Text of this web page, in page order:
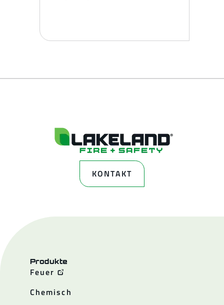
KONTAKT
Produkte
Feuer
Chemisch